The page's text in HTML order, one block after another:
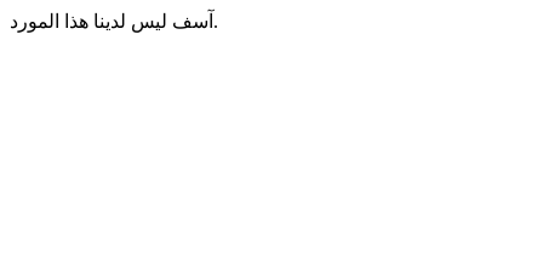
آسف ليس لدينا هذا المورد.